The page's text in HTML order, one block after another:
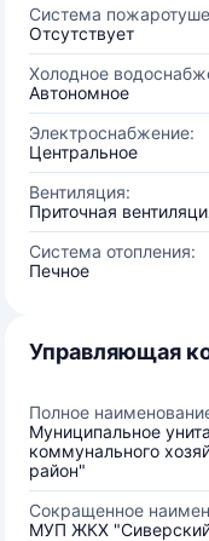
Система
Отсутствует
Холодное
Автономное
Электроснабжение:
Центральное
Вентиляция:
Приточная
Система отопления:
Печное
Управляющая
Полное
Муниципальное
коммунального
район"
Сокращенное
МУП ЖКХ